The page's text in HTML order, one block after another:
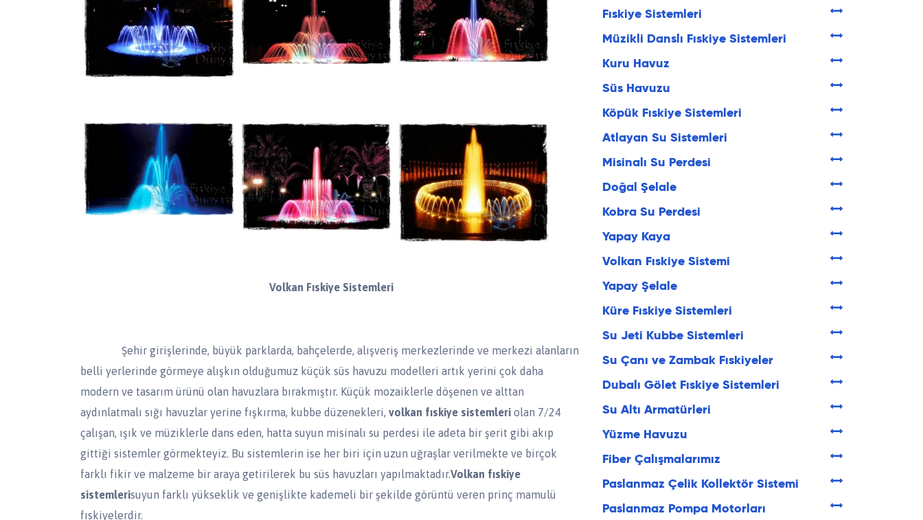
Volkan Fıskiye Sistemleri
Şehir girişlerinde, büyük parklarda, bahçelerde, alışveriş merkezlerinde ve merkezi alanların
belli yerlerinde görmeye alışkın olduğumuz küçük süs havuzu modelleri artık yerini çok daha
modern ve tasarım ürünü olan havuzlara bırakmıştır. Küçük mozaiklerle döşenen ve alttan
aydınlatmalı sığı havuzlar yerine fışkırma, kubbe düzenekleri, volkan fıskiye sistemleri olan 7/24
çalışan, ışık ve müziklerle dans eden, hatta suyun misinalı su perdesi ile adeta bir şerit gibi akıp
gittiği sistemler görmekteyiz. Bu sistemlerin ise her biri için uzun uğraşlar verilmekte ve birçok
farklı fikir ve malzeme bir araya getirilerek bu süs havuzları yapılmaktadır.Volkan fıskiye
sistemlerisuyun farklı yükseklik ve genişlikte kademeli bir şekilde görüntü veren prinç mamulü
fıskiyelerdir.
Fıskiye Sistemleri
Müzikli Danslı Fıskiye Sistemleri
Kuru Havuz
Süs Havuzu
Köpük Fıskiye Sistemleri
Atlayan Su Sistemleri
Misinalı Su Perdesi
Doğal Şelale
Kobra Su Perdesi
Yapay Kaya
Volkan Fıskiye Sistemi
Yapay Şelale
Küre Fıskiye Sistemleri
Su Jeti Kubbe Sistemleri
Su Çanı ve Zambak Fıskiyeler
Dubalı Gölet Fıskiye Sistemleri
Su Altı Armatürleri
Yüzme Havuzu
Fiber Çalışmalarımız
Paslanmaz Çelik Kollektör Sistemi
Paslanmaz Pompa Motorları